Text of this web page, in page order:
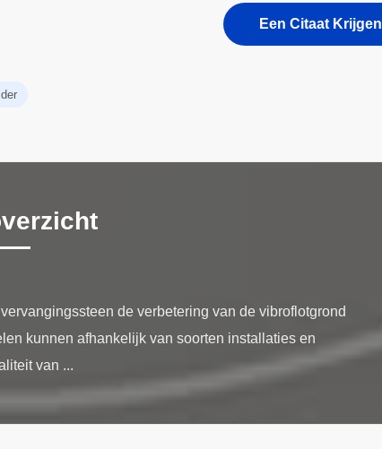
Een Citaat Krijgen
de verbetering van de vibroflotgrond
kunnen afhankelijk van soorten installaties en